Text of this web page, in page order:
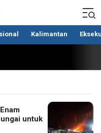
Kalimantan
untuk